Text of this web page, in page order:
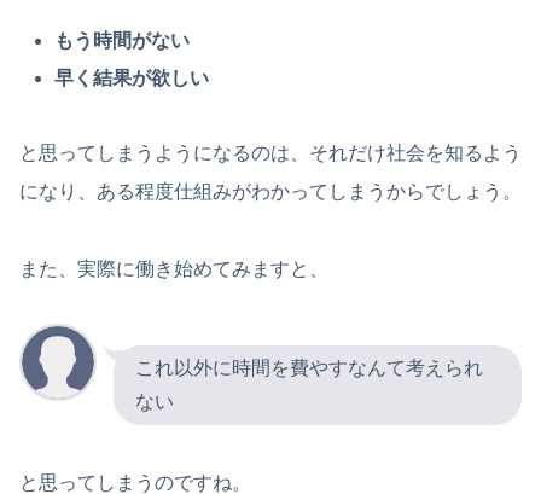
もう時間がない
早く結果が欲しい
と思ってしまうようになるのは、それだけ社会を知るよう
になり、ある程度仕組みがわかってしまうからでしょう。
また、実際に働き始めてみますと、
これ以外に時間を費やすなんて考えられ
ない
と思ってしまうのですね。